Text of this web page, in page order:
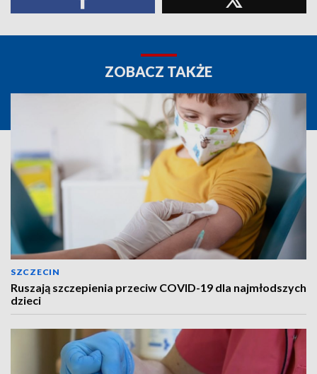
ZOBACZ TAKŻE
SZCZECIN
Ruszają szczepienia przeciw COVID-19 dla najmłodszych
dzieci